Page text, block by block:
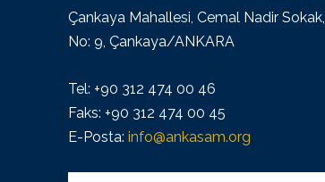
Çankaya Mahallesi, Cemal Nadir Sokak,
No: 9, Çankaya/ANKARA
Tel: +90 312 474 00 46
Faks: +90 312 474 00 45
E-Posta: info@ankasam.org